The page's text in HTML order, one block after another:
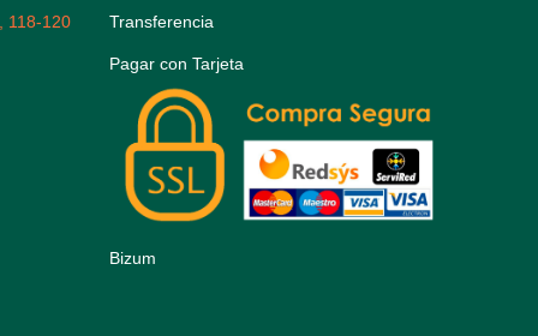
118-120 Transferencia
Pagar con Tarjeta
Bizum